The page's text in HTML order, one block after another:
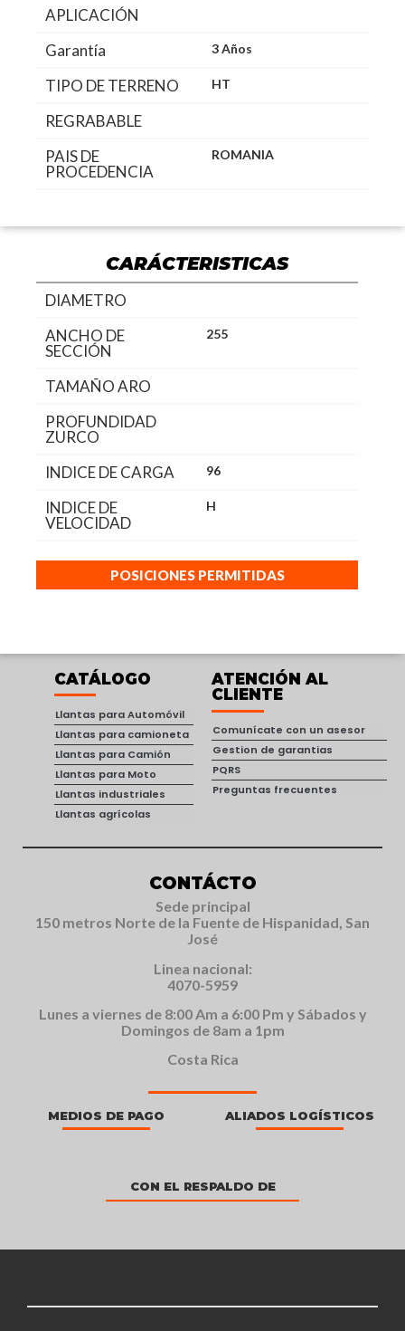
APLICACIÓN
Garantía
3 Años
TIPO DE TERRENO HT
REGRABABLE
PAIS DE
PROCEDENCIA
ROMANIA
CARÁCTERISTICAS
DIAMETRO
ANCHO DE
SECCIÓN
255
TAMAÑO ARO
PROFUNDIDAD
ZURCO
INDICE DE CARGA
96
INDICE DE
VELOCIDAD
H
POSICIONES PERMITIDAS
CATÁLOGO
Llantas para Automóvil
Llantas para camioneta
Llantas para Camión
Llantas para Moto
Llantas industriales
Llantas agrícolas
ATENCIÓN AL
CLIENTE
Comunícate con un asesor
Gestion de garantias
PQRS
Preguntas frecuentes
CONTÁCTO
Sede principal
150 metros Norte de la Fuente de Hispanidad, San
José
Linea nacional:
4070-5959
Lunes a viernes de 8:00 Am a 6:00 Pm y Sábados y
Domingos de 8am a 1pm
Costa Rica
MEDIOS DE PAGO ALIADOS LOGÍSTICOS
CON EL RESPALDO DE